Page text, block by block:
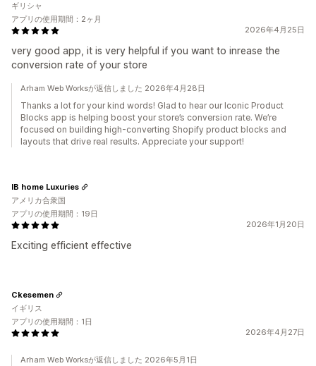
2026年4月25日
very good app, it is very helpful if you want to inrease the
conversion rate of your store
ギリシャ
アプリの使用期間：2ヶ月
Arham Web Worksが返信しました 2026年4月28日
Thanks a lot for your kind words! Glad to hear our Iconic Product
Blocks app is helping boost your store’s conversion rate. We’re
focused on building high-converting Shopify product blocks and
layouts that drive real results. Appreciate your support!
2026年1月20日
Exciting efficient effective
IB home Luxuries
アメリカ合衆国
アプリの使用期間：19日
2026年4月27日
Ckesemen
イギリス
アプリの使用期間：1日
Arham Web Worksが返信しました 2026年5月1日